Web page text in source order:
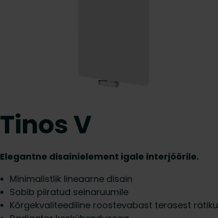
Tinos V
Elegantne disainielement igale interjöörile.
Minimalistlik lineaarne disain
Sobib piiratud seinaruumile
Kõrgekvaliteediline roostevabast terasest